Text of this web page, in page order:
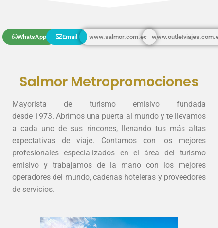
WhatsApp Email www.salmor.com.ec
Salmor Metropromociones
Mayorista de turismo emisivo fundada
desde 1973.Abrimos una puerta al mundo y te llevamos
a cada uno de sus rincones, llenando tus más altas
expectativas de viaje. Contamos con los mejores
profesionales especializados en el área del turismo
emisivo y trabajamos de la mano con los mejores
operadores del mundo, cadenas hoteleras y proveedores
de servicios.